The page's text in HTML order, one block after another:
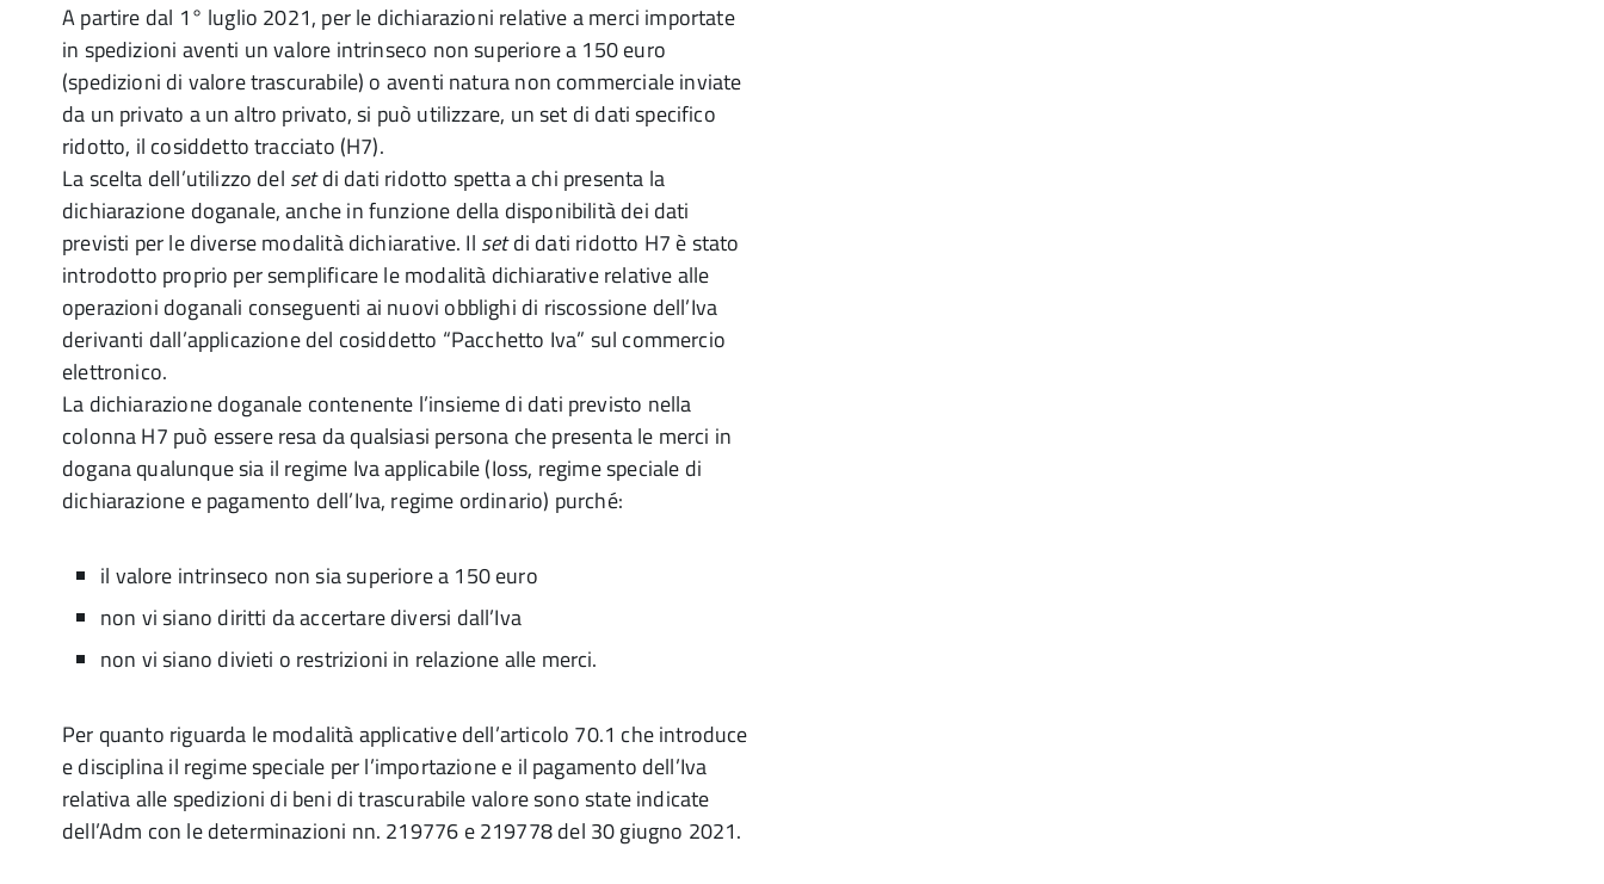
A partire dal 1° luglio 2021, per le dichiarazioni relative a merci importate
in spedizioni aventi un valore intrinseco non superiore a 150 euro
(spedizioni di valore trascurabile) o aventi natura non commerciale inviate
da un privato a un altro privato, si può utilizzare, un set di dati specifico
ridotto, il cosiddetto tracciato (H7).
La scelta dell’utilizzo del setdi dati ridotto spetta a chi presenta la
dichiarazione doganale, anche in funzione della disponibilità dei dati
previsti per le diverse modalità dichiarative. Il setdi dati ridotto H7 è stato
introdotto proprio per semplificare le modalità dichiarative relative alle
operazioni doganali conseguenti ai nuovi obblighi di riscossione dell’Iva
derivanti dall’applicazione del cosiddetto “Pacchetto Iva” sul commercio
elettronico.
La dichiarazione doganale contenente l’insieme di dati previsto nella
colonna H7 può essere resa da qualsiasi persona che presenta le merci in
dogana qualunque sia il regime Iva applicabile (Ioss, regime speciale di
dichiarazione e pagamento dell’Iva, regime ordinario) purché:
il valore intrinseco non sia superiore a 150 euro
non vi siano diritti da accertare diversi dall’Iva
non vi siano divieti o restrizioni in relazione alle merci.
Per quanto riguarda le modalità applicative dell’articolo 70.1 che introduce
e disciplina il regime speciale per l’importazione e il pagamento dell’Iva
relativa alle spedizioni di beni di trascurabile valore sono state indicate
dell’Adm con le determinazioni nn. 219776 e 219778 del 30 giugno 2021.